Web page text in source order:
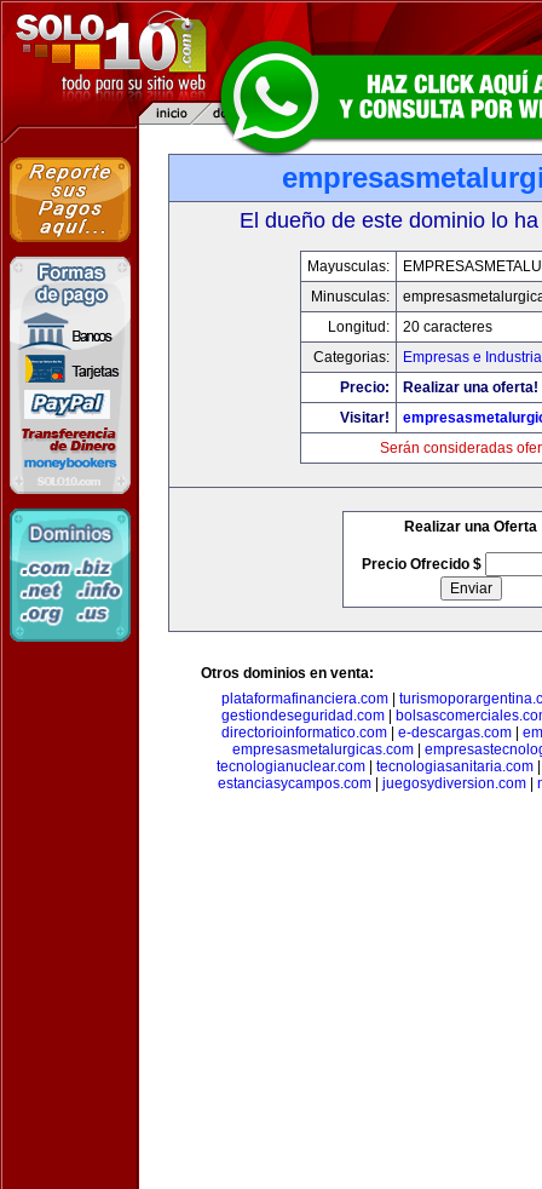
El dueño de este dominio lo
Mayusculas:
Minusculas:
Longitud:
20 caracteres
Categorias:
Empresas e
Precio:
Realizar una oferta!
Visitar!
Serán consideradas
Realizar una Oferta
Precio Ofrecido $
Otros dominios en venta:
plataformafinanciera.com
gestiondeseguridad.com
directorioinformatico.com
e-descargas.com
empresasmetalurgicas.com|
tecnologianuclear.com| tecnologiasanitaria.com
estanciasycampos.com| juegosydiversion.com|